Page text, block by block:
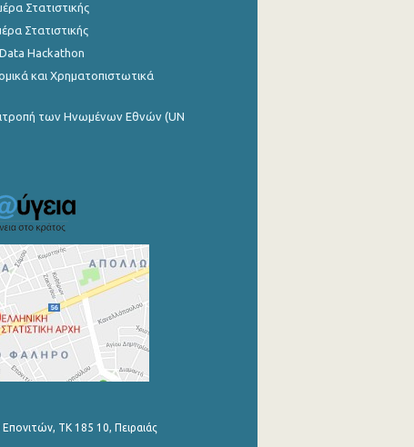
Στατιστικής
Στατιστικής
Hackathon
και Χρηματοπιστωτικά
των Ηνωμένων Εθνών (UN
Επονιτών, ΤΚ 185 10, Πειραιάς